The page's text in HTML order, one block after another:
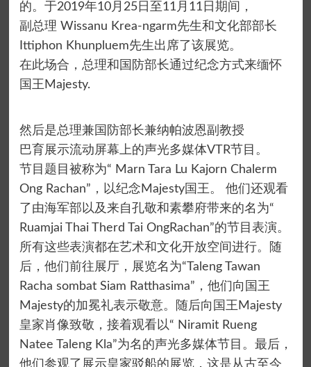
的。于2019年10月25日至11月11日期间，
副总理 Wissanu Krea-ngarm先生和文化部部长
Ittiphon Khunpluem先生出席了该展览。
在此场合，总理和国防部长通过纪念方式来缅怀
国王Majesty.
然后是总理兼国防部长兼纳帕波恩副教授
巴育展示流动屏幕上的声光多媒体VTR节目。
节目题目被称为“ Marn Tara Lu Kajorn Chalerm
Ong Rachan”，以纪念Majesty国王。 他们还观看
了由海军部以及来自孔敬和素攀府带来的名为“
Ruamjai Thai Therd Tai OngRachan”的节目表演。
所有这些表演都在艺术和文化开放空间进行。随
后，他们前往展厅，展览名为“Taleng Tawan
Racha sombat Siam Ratthasima”，他们向国王
Majesty的加冕礼表示敬意。随后向国王Majesty
皇家肖像致敬，接着观看以“ Niramit Rueng
Natee Taleng Kla”为名的声光多媒体节目。最后，